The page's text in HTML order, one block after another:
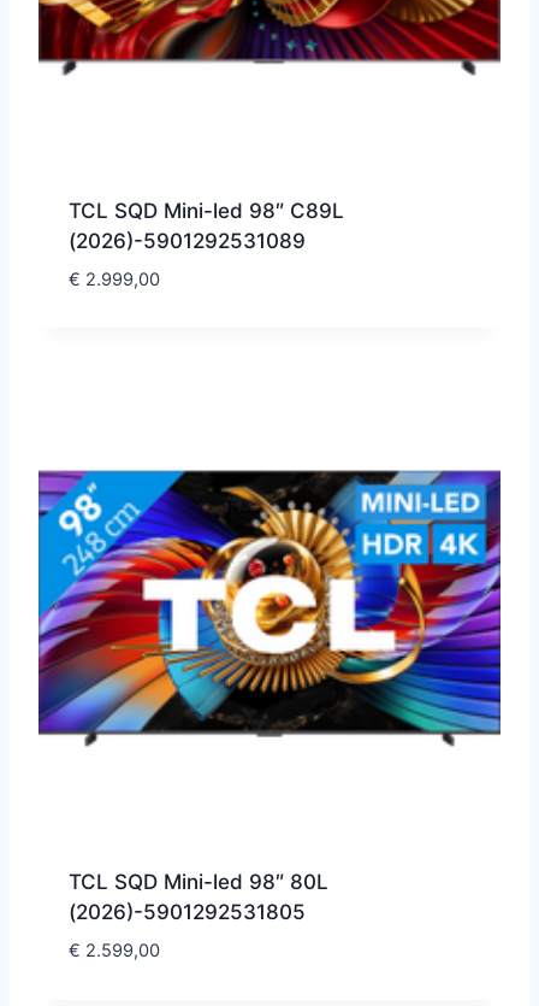
TCL SQD Mini-led 98″ C89L
(2026)-5901292531089
€ 2.999,00
TCL SQD Mini-led 98″ 80L
(2026)-5901292531805
€ 2.599,00